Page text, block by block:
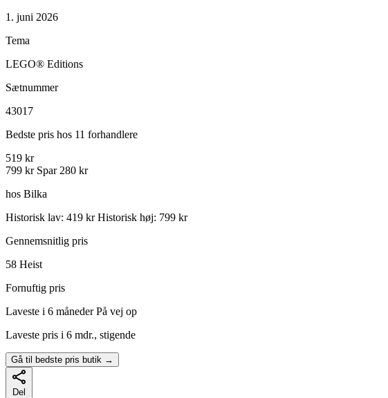
1. juni 2026
Tema
LEGO® Editions
Sætnummer
43017
Bedste pris hos 11 forhandlere
519 kr
799 kr Spar 280 kr
hos Bilka
Historisk lav: 419 kr Historisk høj: 799 kr
Gennemsnitlig pris
58 Heist
Fornuftig pris
Laveste i 6 måneder På vej op
Laveste pris i 6 mdr., stigende
Gå til bedste pris butik →
Del